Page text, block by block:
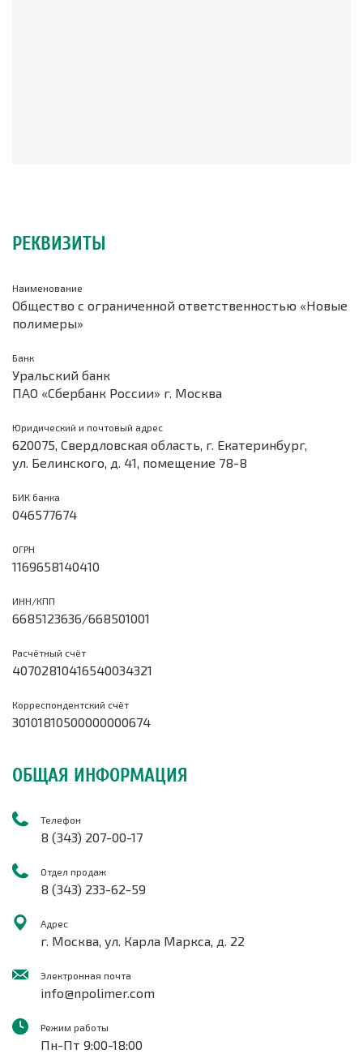
РЕКВИЗИТЫ
Наименование
Общество с ограниченной ответственностью «Новые
полимеры»
Банк
Уральский банк
ПАО «Сбербанк России» г. Москва
Юридический и почтовый адрес
620075, Свердловская область, г. Екатеринбург,
ул. Белинского, д. 41, помещение 78-8
БИК банка
046577674
ОГРН
1169658140410
ИНН/КПП
6685123636/668501001
Расчётный счёт
40702810416540034321
Корреспондентский счёт
30101810500000000674
ОБЩАЯ ИНФОРМАЦИЯ
Телефон
8 (343) 207-00-17
Отдел продаж
8 (343) 233-62-59
Адрес
г. Москва, ул. Карла Маркса, д. 22
Электронная почта
info@npolimer.com
Режим работы
Пн-Пт 9:00-18:00